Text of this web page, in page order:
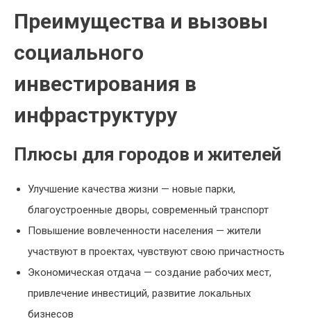
Преимущества и вызовы
социального
инвестирования в
инфраструктуру
Плюсы для городов и жителей
Улучшение качества жизни — новые парки,
благоустроенные дворы, современный транспорт
Повышение вовлеченности населения — жители
участвуют в проектах, чувствуют свою причастность
Экономическая отдача — создание рабочих мест,
привлечение инвестиций, развитие локальных
бизнесов